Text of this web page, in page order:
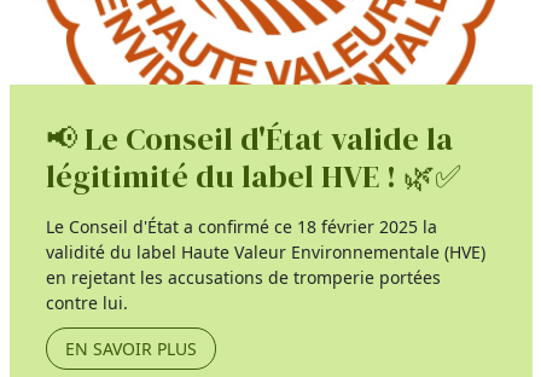
📢 Le Conseil d'État valide la
légitimité du label HVE ! 🌿✅
Le Conseil d'État a confirmé ce 18 février 2025 la
validité du label Haute Valeur Environnementale (HVE)
en rejetant les accusations de tromperie portées
contre lui.
EN SAVOIR PLUS